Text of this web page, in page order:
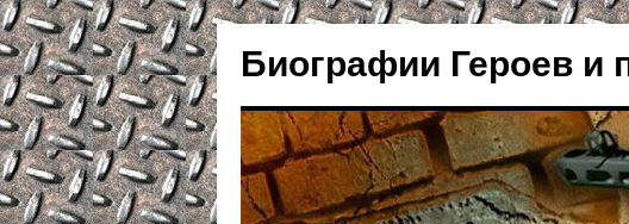
Биографии Героев и